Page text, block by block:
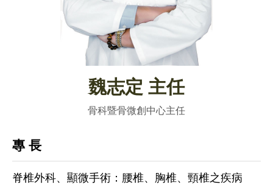
魏志定 主任
骨科暨骨微創中心主任
專 長
脊椎外科、顯微手術：腰椎、胸椎、頸椎之疾病